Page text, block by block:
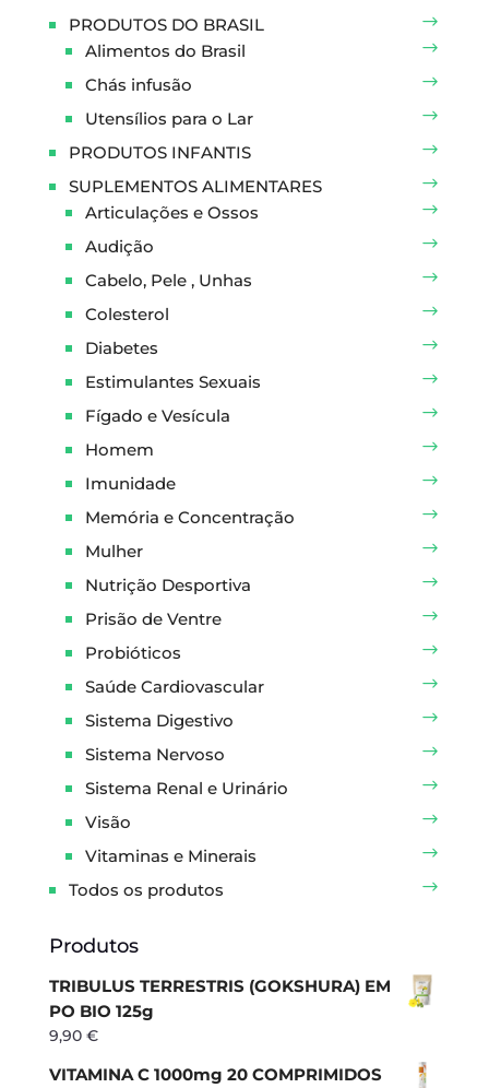
PRODUTOS DO BRASIL
Alimentos do Brasil
Chás infusão
Utensílios para o Lar
PRODUTOS INFANTIS
SUPLEMENTOS ALIMENTARES
Articulações e Ossos
Audição
Cabelo, Pele , Unhas
Colesterol
Diabetes
Estimulantes Sexuais
Fígado e Vesícula
Homem
Imunidade
Memória e Concentração
Mulher
Nutrição Desportiva
Prisão de Ventre
Probióticos
Saúde Cardiovascular
Sistema Digestivo
Sistema Nervoso
Sistema Renal e Urinário
Visão
Vitaminas e Minerais
Todos os produtos
Produtos
TRIBULUS TERRESTRIS (GOKSHURA) EM
PO BIO 125g
9,90 €
VITAMINA C 1000mg 20 COMPRIMIDOS